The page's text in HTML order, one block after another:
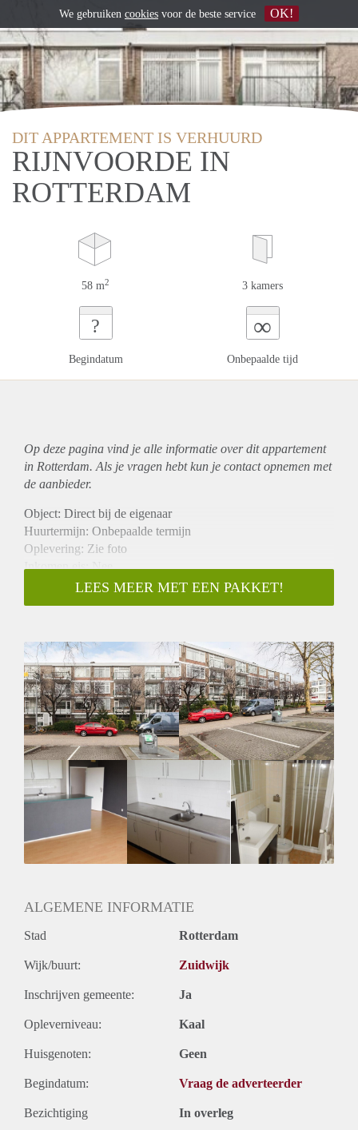
DIT APPARTEMENT IS VERHUURD
RIJNVOORDE IN
ROTTERDAM
58 m2 3 kamers
?
Begindatum
∞
Onbepaalde tijd
Op deze pagina vind je alle informatie over ditappartement
in Rotterdam. Als je vragen hebt kun je contact opnemen met
de aanbieder.
Object: Direct bij de eigenaar
Huurtermijn: Onbepaalde termijn
Oplevering: Zie foto
Inkomen eis: Nee
Garantiestelling mogelijk: Nee
Borg: 1 Maand
Huisdieren toegestaan: Afhankelijk van de Eigenaar
Huurtoeslag grens: Ja
Geschikt voor studenten: Afhankelijk van de Eigenaar
LEES MEER MET EEN PAKKET!
ALGEMENE INFORMATIE
Stad Rotterdam
Wijk/buurt: Zuidwijk
Inschrijven gemeente: Ja
Opleverniveau: Kaal
Huisgenoten: Geen
Begindatum: Vraag de adverteerder
Bezichtiging In overleg
We gebruiken cookies voor de beste service OK!